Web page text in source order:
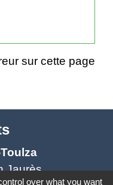
sur cette page
Jaurès
over what you want